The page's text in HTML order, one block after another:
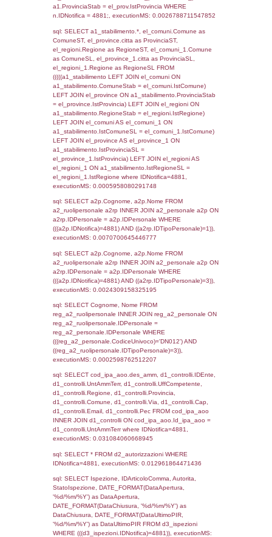
SEZIONE L (pubblico) - INFORMAZIONI
INCIDENTALI CON IMPATTO
STABILIMENTO
Indietro
Debug
sql: SELECT COUNT(*) FROM `userlevels`
`userlevelid` = -2, executionMS:
sql: SELECT `userlevelid`, `userlevelname`
sql: SELECT COUNT(*) FROM
WHERE `userlevelid` = -2, executionMS:
sql: SELECT `tablename`, `userlevelid`,
`userlevelpermissions` WHERE `userlevelid`
sql: SELECT a1.RagioneSociale,
localita, el_prov.citta AS provincia,
DATE(n.DataInvioNotifica) as
LEFT JOIN infostabilimento i ON
n.CodiceUnivoco LEFT JOIN
a1.CodiceUnivoco = n.CodiceUnivoco LEFT
el_comuni AS el_com ON a1.ComuneStab =
el_com.IstComune LEFT JOIN el_province
a1.ProvinciaStab = el_prov.IstProvincia
n.IDNotifica = 4881;, executionMS:
sql: SELECT a1_stabilimento.*,
ComuneST, el_province.citta as
el_regioni.Regione as RegioneST,
as ComuneSL, el_province_1.citta as